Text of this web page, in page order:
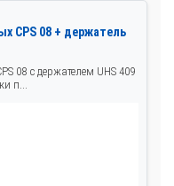
CPS 08 + держатель
08 с держателем UHS 409
п...